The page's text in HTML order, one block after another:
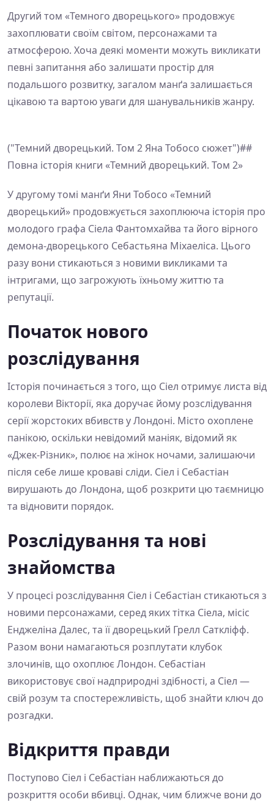
Другий том «Темного дворецького» продовжує
захоплювати своїм світом, персонажами та
атмосферою. Хоча деякі моменти можуть викликати
певні запитання або залишати простір для
подальшого розвитку, загалом манґа залишається
цікавою та вартою уваги для шанувальників жанру.
("Темний дворецький. Том 2 Яна Тобосо сюжет")##
Повна історія книги «Темний дворецький. Том 2»
У другому томі манґи Яни Тобосо «Темний
дворецький» продовжується захоплююча історія про
молодого графа Сіела Фантомхайва та його вірного
демона-дворецького Себастьяна Міхаеліса. Цього
разу вони стикаються з новими викликами та
інтригами, що загрожують їхньому життю та
репутації.
Початок нового
розслідування
Історія починається з того, що Сіел отримує листа від
королеви Вікторії, яка доручає йому розслідування
серії жорстоких вбивств у Лондоні. Місто охоплене
панікою, оскільки невідомий маніяк, відомий як
«Джек-Різник», полює на жінок ночами, залишаючи
після себе лише кроваві сліди. Сіел і Себастіан
вирушають до Лондона, щоб розкрити цю таємницю
та відновити порядок.
Розслідування та нові
знайомства
У процесі розслідування Сіел і Себастіан стикаються з
новими персонажами, серед яких тітка Сіела, місіс
Енджеліна Далес, та її дворецький Грелл Саткліфф.
Разом вони намагаються розплутати клубок
злочинів, що охоплює Лондон. Себастіан
використовує свої надприродні здібності, а Сіел —
свій розум та спостережливість, щоб знайти ключ до
розгадки.
Відкриття правди
Поступово Сіел і Себастіан наближаються до
розкриття особи вбивці. Однак, чим ближче вони до